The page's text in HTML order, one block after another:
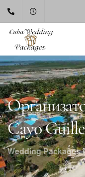
Cayo
Wedding Packages